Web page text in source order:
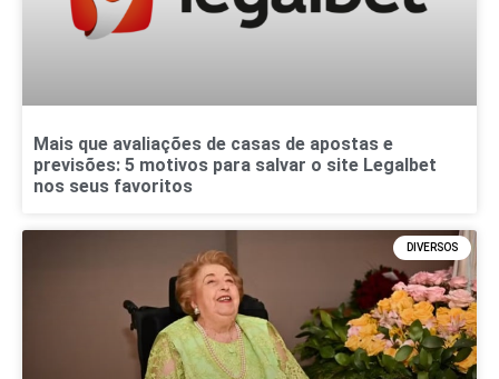
Mais que avaliações de casas de apostas e
previsões: 5 motivos para salvar o site Legalbet
nos seus favoritos
DIVERSOS